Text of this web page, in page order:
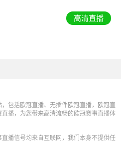
高清直播
包括欧冠直播、无插件欧冠直播，欧冠直
播，为您带来高清流畅的欧冠赛事直播体
播信号均来自互联网，我们本身不提供任